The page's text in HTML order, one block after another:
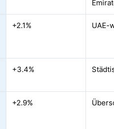
+2.1% UAE-
+3.4%
+2.9%